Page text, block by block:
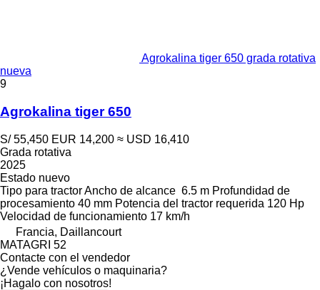
Agrokalina tiger 650 grada rotativa
nueva
9
Agrokalina tiger 650
S/ 55,450 EUR 14,200 ≈ USD 16,410
Grada rotativa
2025
Estado nuevo
Tipo para tractorAncho de alcance 6.5 m Profundidad de
procesamiento 40 mm Potencia del tractor requerida 120 Hp
Velocidad de funcionamiento 17 km/h
Francia, Daillancourt
MATAGRI 52
Contacte con el vendedor
¿Vende vehículos o maquinaria?
¡Hagalo con nosotros!